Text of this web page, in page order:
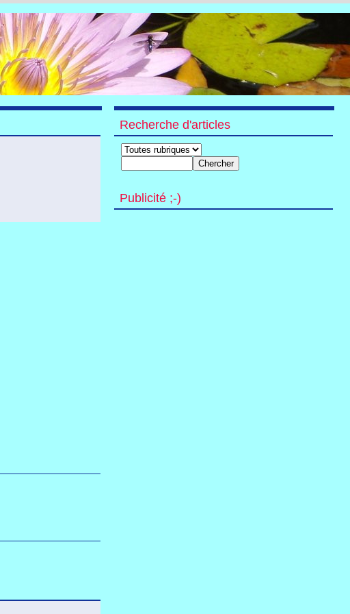
Recherche d'articles
Publicité ;-)